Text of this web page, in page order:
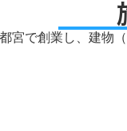
宮で創業し、建物